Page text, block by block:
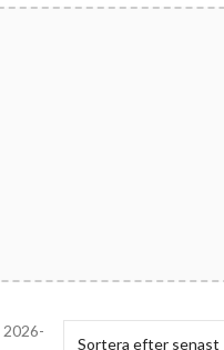
2026-